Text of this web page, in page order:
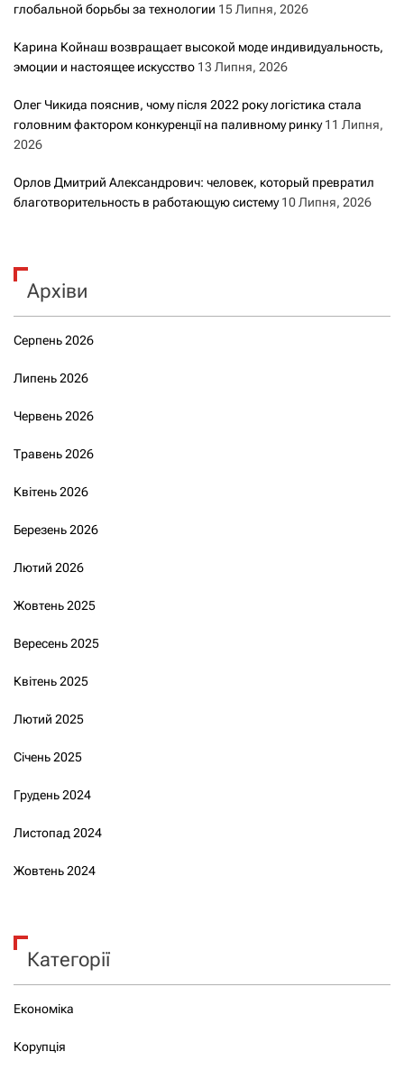
глобальной борьбы за технологии 15 Липня, 2026
Карина Койнаш возвращает высокой моде индивидуальность,
эмоции и настоящее искусство 13 Липня, 2026
Олег Чикида пояснив, чому після 2022 року логістика стала
головним фактором конкуренції на паливному ринку 11 Липня,
2026
Орлов Дмитрий Александрович: человек, который превратил
благотворительность в работающую систему 10 Липня, 2026
Архіви
Серпень 2026
Липень 2026
Червень 2026
Травень 2026
Квітень 2026
Березень 2026
Лютий 2026
Жовтень 2025
Вересень 2025
Квітень 2025
Лютий 2025
Січень 2025
Грудень 2024
Листопад 2024
Жовтень 2024
Категорії
Економіка
Корупція